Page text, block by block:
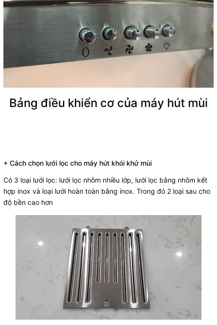
Bảng điều khiển cơ của máy hút mùi
+ Cách chọn lưới lọc cho máy hút khói khử mùi
Có 3 loại lưới lọc: lưới lọc nhôm nhiều lớp, lưới lọc bằng nhôm kết
hợp inox và loại lưới hoàn toàn bằng inox. Trong đó 2 loại sau cho
độ bền cao hơn